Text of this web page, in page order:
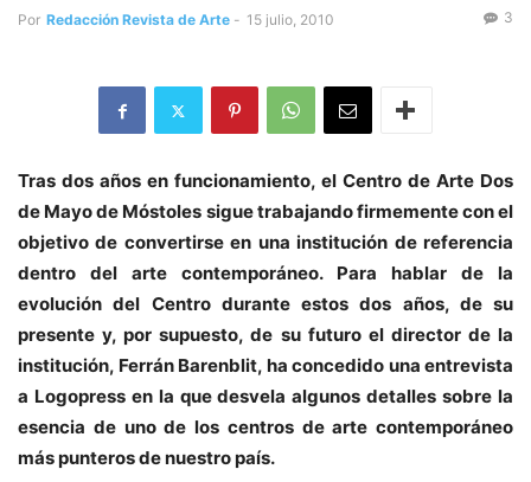
Por Redacción Revista de Arte - 15 julio, 2010 3
Tras dos años en funcionamiento, el Centro de Arte Dos
de Mayo de Móstoles sigue trabajando firmemente con el
objetivo de convertirse en una institución de referencia
dentro del arte contemporáneo. Para hablar de la
evolución del Centro durante estos dos años, de su
presente y, por supuesto, de su futuro el director de la
institución, Ferrán Barenblit, ha concedido una entrevista
a Logopress en la que desvela algunos detalles sobre la
esencia de uno de los centros de arte contemporáneo
más punteros de nuestro país.